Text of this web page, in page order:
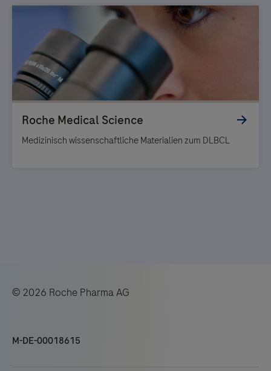
Medizinisch wissenschaftliche Materialien zum DLBCL
© 2026 Roche Pharma AG
M-DE-00018615